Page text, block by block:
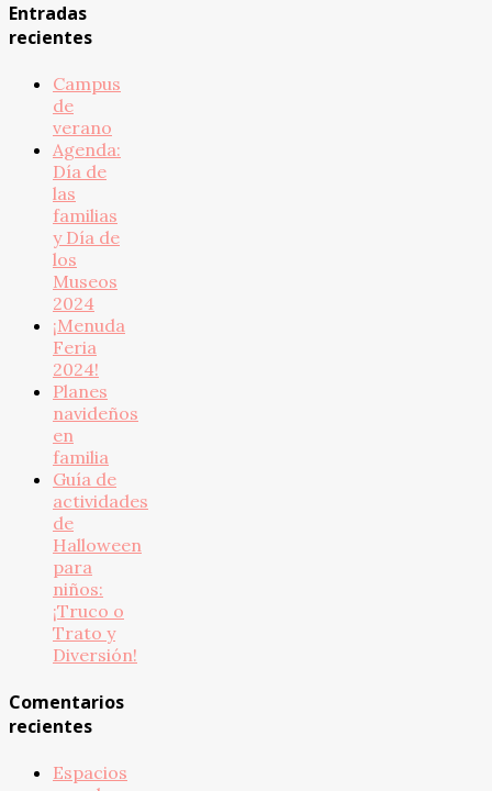
Entradas
recientes
Campus
de
verano
Agenda:
Día de
las
familias
y Día de
los
Museos
2024
¡Menuda
Feria
2024!
Planes
navideños
en
familia
Guía de
actividades
de
Halloween
para
niños:
¡Truco o
Trato y
Diversión!
Comentarios
recientes
Espacios